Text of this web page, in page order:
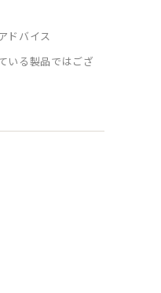
ドバイス
いる製品ではござ